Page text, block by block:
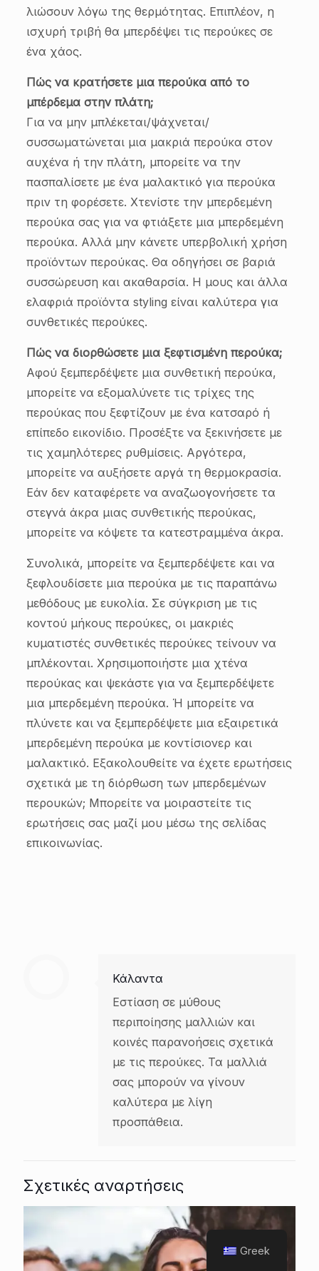
λιώσουν λόγω της θερμότητας. Επιπλέον, η
ισχυρή τριβή θα μπερδέψει τις περούκες σε
ένα χάος.
Πώς να κρατήσετε μια περούκα από το
μπέρδεμα στην πλάτη;
Για να μην μπλέκεται/ψάχνεται/
συσσωματώνεται μια μακριά περούκα στον
αυχένα ή την πλάτη, μπορείτε να την
πασπαλίσετε με ένα μαλακτικό για περούκα
πριν τη φορέσετε. Χτενίστε την μπερδεμένη
περούκα σας για να φτιάξετε μια μπερδεμένη
περούκα. Αλλά μην κάνετε υπερβολική χρήση
προϊόντων περούκας. Θα οδηγήσει σε βαριά
συσσώρευση και ακαθαρσία. Η μους και άλλα
ελαφριά προϊόντα styling είναι καλύτερα για
συνθετικές περούκες.
Πώς να διορθώσετε μια ξεφτισμένη περούκα;
Αφού ξεμπερδέψετε μια συνθετική περούκα,
μπορείτε να εξομαλύνετε τις τρίχες της
περούκας που ξεφτίζουν με ένα κατσαρό ή
επίπεδο εικονίδιο. Προσέξτε να ξεκινήσετε με
τις χαμηλότερες ρυθμίσεις. Αργότερα,
μπορείτε να αυξήσετε αργά τη θερμοκρασία.
Εάν δεν καταφέρετε να αναζωογονήσετε τα
στεγνά άκρα μιας συνθετικής περούκας,
μπορείτε να κόψετε τα κατεστραμμένα άκρα.
Συνολικά, μπορείτε να ξεμπερδέψετε και να
ξεφλουδίσετε μια περούκα με τις παραπάνω
μεθόδους με ευκολία. Σε σύγκριση με τις
κοντού μήκους περούκες, οι μακριές
κυματιστές συνθετικές περούκες τείνουν να
μπλέκονται. Χρησιμοποιήστε μια χτένα
περούκας και ψεκάστε για να ξεμπερδέψετε
μια μπερδεμένη περούκα. Ή μπορείτε να
πλύνετε και να ξεμπερδέψετε μια εξαιρετικά
μπερδεμένη περούκα με κοντίσιονερ και
μαλακτικό. Εξακολουθείτε να έχετε ερωτήσεις
σχετικά με τη διόρθωση των μπερδεμένων
περουκών; Μπορείτε να μοιραστείτε τις
ερωτήσεις σας μαζί μου μέσω της σελίδας
επικοινωνίας.
Κάλαντα
Εστίαση σε μύθους
περιποίησης μαλλιών και
κοινές παρανοήσεις σχετικά
με τις περούκες. Τα μαλλιά
σας μπορούν να γίνουν
καλύτερα με λίγη
προσπάθεια.
Σχετικές αναρτήσεις
Greek